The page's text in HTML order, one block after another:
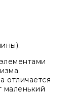
отличается
маленький